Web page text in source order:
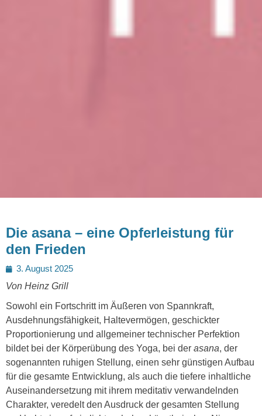
Die asana – eine Opferleistung für
den Frieden
Posted
on
3. August 2025
Von Heinz Grill
Sowohl ein Fortschritt im Äußeren von Spannkraft,
Ausdehnungsfähigkeit, Haltevermögen, geschickter
Proportionierung und allgemeiner technischer Perfektion
bildet bei der Körperübung des Yoga, bei der asana, der
sogenannten ruhigen Stellung, einen sehr günstigen Aufbau
für die gesamte Entwicklung, als auch die tiefere inhaltliche
Auseinandersetzung mit ihrem meditativ verwandelnden
Charakter, veredelt den Ausdruck der gesamten Stellung